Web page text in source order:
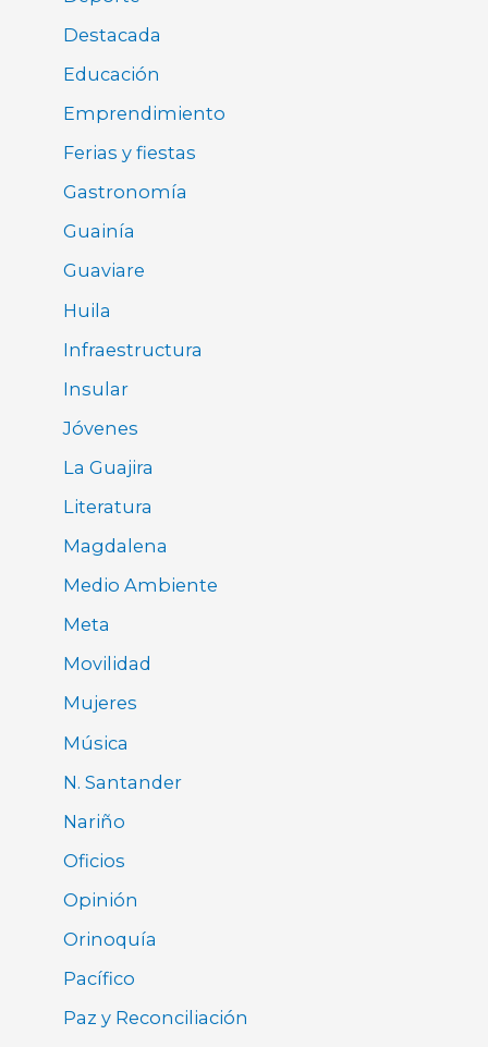
Destacada
Educación
Emprendimiento
Ferias y fiestas
Gastronomía
Guainía
Guaviare
Huila
Infraestructura
Insular
Jóvenes
La Guajira
Literatura
Magdalena
Medio Ambiente
Meta
Movilidad
Mujeres
Música
N. Santander
Nariño
Oficios
Opinión
Orinoquía
Pacífico
Paz y Reconciliación